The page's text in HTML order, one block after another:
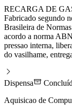
RECARGA DE
Fabricado segundo
Brasileira de
acordo a norma
pressao interna,
do vasilhame,
Dispensa
Aquisicao de